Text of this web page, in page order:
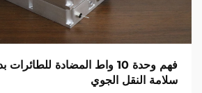
فهم وحدة 10 واط المضادة
سلامة النقل الجوي